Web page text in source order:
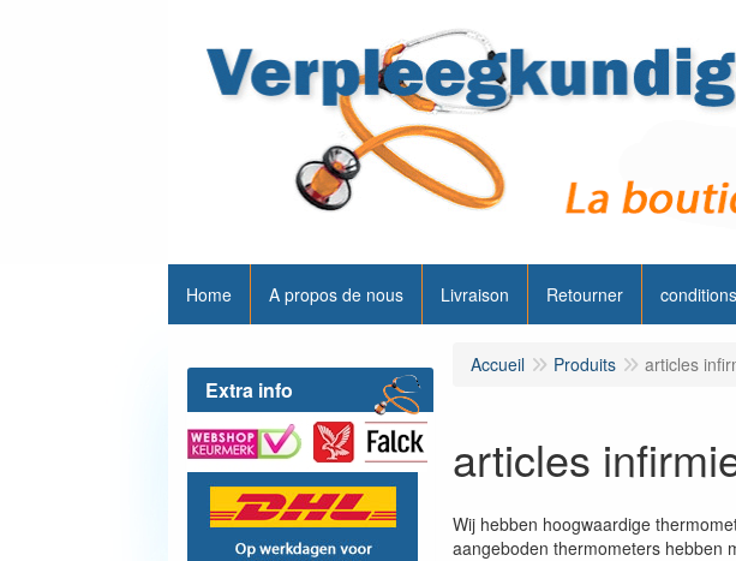
Home A propos de nous Livraison Retourner
Extra info
Accueil Produits articles
articles
Wij hebben hoogwaardige
aangeboden thermometers hebben